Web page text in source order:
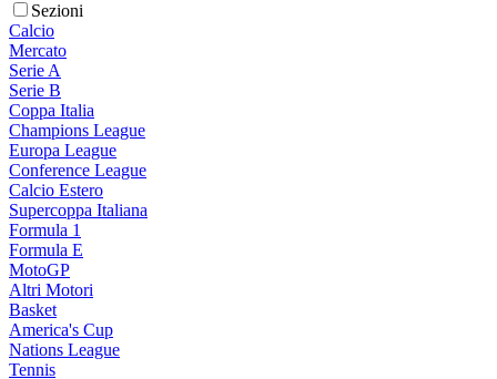
Sezioni
Calcio
Mercato
Serie A
Serie B
Coppa Italia
Champions League
Europa League
Conference League
Calcio Estero
Supercoppa Italiana
Formula 1
Formula E
MotoGP
Altri Motori
Basket
America's Cup
Nations League
Tennis